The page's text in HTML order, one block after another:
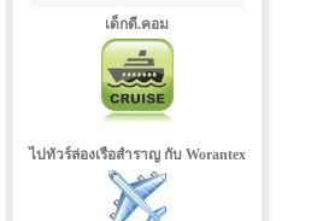
เด็กดี.คอม
ไปทัวร์ล่องเรือสำราญ กับ Worantex